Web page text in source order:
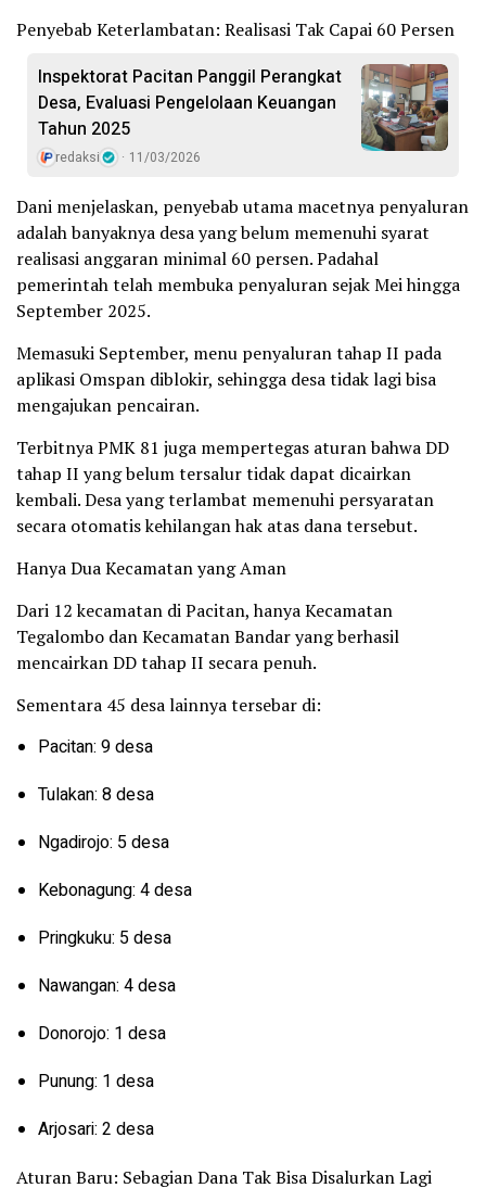
Penyebab Keterlambatan: Realisasi Tak Capai 60 Persen
Inspektorat Pacitan Panggil Perangkat
Desa, Evaluasi Pengelolaan Keuangan
Tahun 2025
redaksi 11/03/2026
Dani menjelaskan, penyebab utama macetnya penyaluran
adalah banyaknya desa yang belum memenuhi syarat
realisasi anggaran minimal 60 persen. Padahal
pemerintah telah membuka penyaluran sejak Mei hingga
September 2025.
Memasuki September, menu penyaluran tahap II pada
aplikasi Omspan diblokir, sehingga desa tidak lagi bisa
mengajukan pencairan.
Terbitnya PMK 81 juga mempertegas aturan bahwa DD
tahap II yang belum tersalur tidak dapat dicairkan
kembali. Desa yang terlambat memenuhi persyaratan
secara otomatis kehilangan hak atas dana tersebut.
Hanya Dua Kecamatan yang Aman
Dari 12 kecamatan di Pacitan, hanya Kecamatan
Tegalombo dan Kecamatan Bandar yang berhasil
mencairkan DD tahap II secara penuh.
Sementara 45 desa lainnya tersebar di:
Pacitan: 9 desa
Tulakan: 8 desa
Ngadirojo: 5 desa
Kebonagung: 4 desa
Pringkuku: 5 desa
Nawangan: 4 desa
Donorojo: 1 desa
Punung: 1 desa
Arjosari: 2 desa
Aturan Baru: Sebagian Dana Tak Bisa Disalurkan Lagi